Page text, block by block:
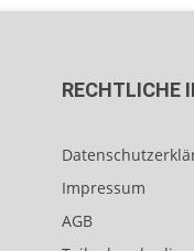
RECHTLICHE
Impressum
AGB